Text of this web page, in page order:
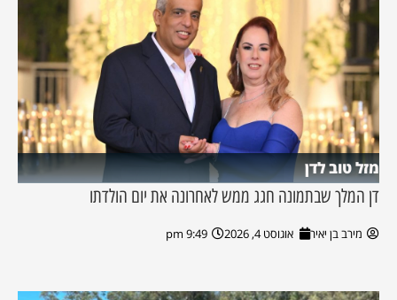
מזל טוב לדן
דן המלך שבתמונה חגג ממש לאחרונה את יום הולדתו
מירב בן יאיר אוגוסט 4, 2026 9:49 pm